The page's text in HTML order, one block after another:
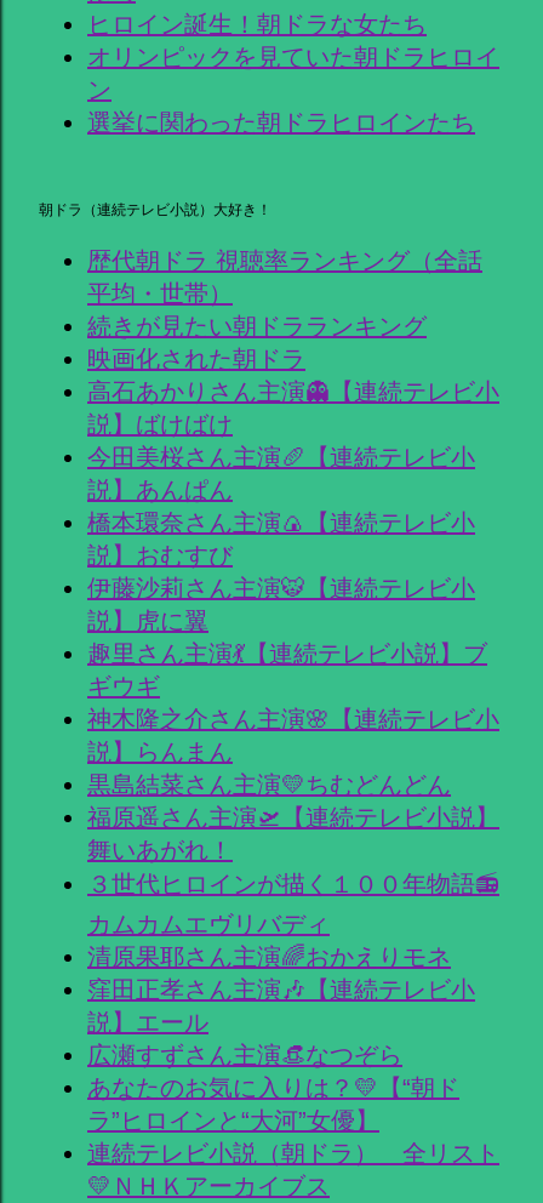
ヒロイン誕生！朝ドラな女たち
オリンピックを見ていた朝ドラヒロイ
ン
選挙に関わった朝ドラヒロインたち
朝ドラ（連続テレビ小説）大好き！
歴代朝ドラ 視聴率ランキング（全話
平均・世帯）
続きが見たい朝ドラランキング
映画化された朝ドラ
高石あかりさん主演👻【連続テレビ小
説】ばけばけ
今田美桜さん主演🥖【連続テレビ小
説】あんぱん
橋本環奈さん主演🍙【連続テレビ小
説】おむすび
伊藤沙莉さん主演🐯【連続テレビ小
説】虎に翼
趣里さん主演💃【連続テレビ小説】ブ
ギウギ
神木隆之介さん主演🌸【連続テレビ小
説】らんまん
黒島結菜さん主演💛ちむどんどん
福原遥さん主演🛫【連続テレビ小説】
舞いあがれ！
３世代ヒロインが描く１００年物語📻
カムカムエヴリバディ
清原果耶さん主演🌈おかえりモネ
窪田正孝さん主演🎶【連続テレビ小
説】エール
広瀬すずさん主演👒なつぞら
あなたのお気に入りは？💛【“朝ド
ラ”ヒロインと“大河”女優】
連続テレビ小説（朝ドラ） 全リスト
💛ＮＨＫアーカイブス